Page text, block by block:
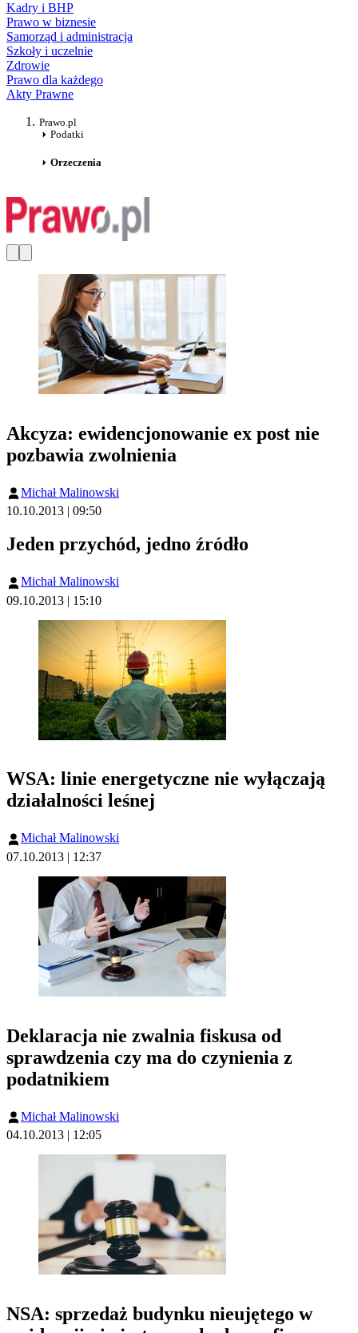
Kadry i BHP
Prawo w biznesie
Samorząd i administracja
Szkoły i uczelnie
Zdrowie
Prawo dla każdego
Akty Prawne
Prawo.pl
Podatki
Orzeczenia
Akcyza: ewidencjonowanie ex post nie
pozbawia zwolnienia
Michał Malinowski
10.10.2013 | 09:50
Jeden przychód, jedno źródło
Michał Malinowski
09.10.2013 | 15:10
WSA: linie energetyczne nie wyłączają
działalności leśnej
Michał Malinowski
07.10.2013 | 12:37
Deklaracja nie zwalnia fiskusa od
sprawdzenia czy ma do czynienia z
podatnikiem
Michał Malinowski
04.10.2013 | 12:05
NSA: sprzedaż budynku nieujętego w